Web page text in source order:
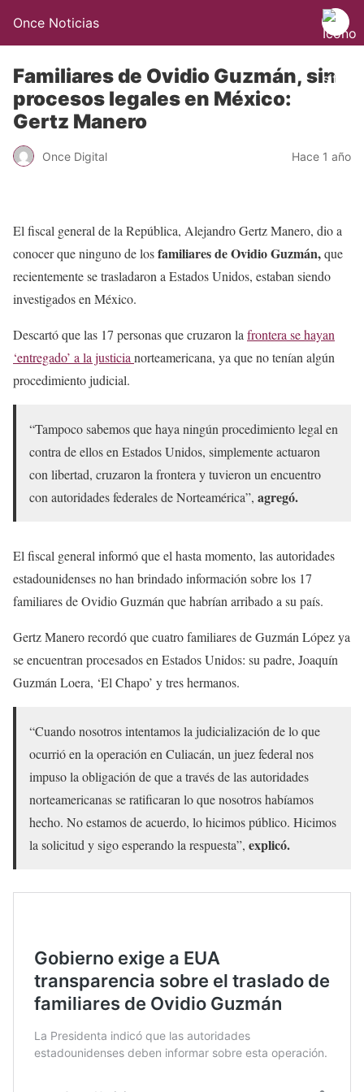
Once Noticias
Familiares de Ovidio Guzmán, sin
procesos legales en México:
Gertz Manero
Once Digital Hace 1 año
El fiscal general de la República, Alejandro Gertz Manero, dio a
conocer que ninguno de losfamiliares de Ovidio Guzmán,que
recientemente se trasladaron a Estados Unidos, estaban siendo
investigados en México.
Descartó que las 17 personas que cruzaron la frontera se hayan
‘entregado’ a la justicia norteamericana, ya que no tenían algún
procedimiento judicial.
“Tampoco sabemos que haya ningún procedimiento legal en
contra de ellos en Estados Unidos, simplemente actuaron
con libertad, cruzaron la frontera y tuvieron un encuentro
con autoridades federales de Norteamérica”, agregó.
El fiscal general informó que el hasta momento, las autoridades
estadounidenses no han brindado información sobre los 17
familiares de Ovidio Guzmán que habrían arribado a su país.
Gertz Manero recordó que cuatro familiares de Guzmán López ya
se encuentran procesados en Estados Unidos: su padre, Joaquín
Guzmán Loera, ‘El Chapo’ y tres hermanos.
“Cuando nosotros intentamos la judicialización de lo que
ocurrió en la operación en Culiacán, un juez federal nos
impuso la obligación de que a través de las autoridades
norteamericanas se ratificaran lo que nosotros habíamos
hecho. No estamos de acuerdo, lo hicimos público. Hicimos
la solicitud y sigo esperando la respuesta”, explicó.